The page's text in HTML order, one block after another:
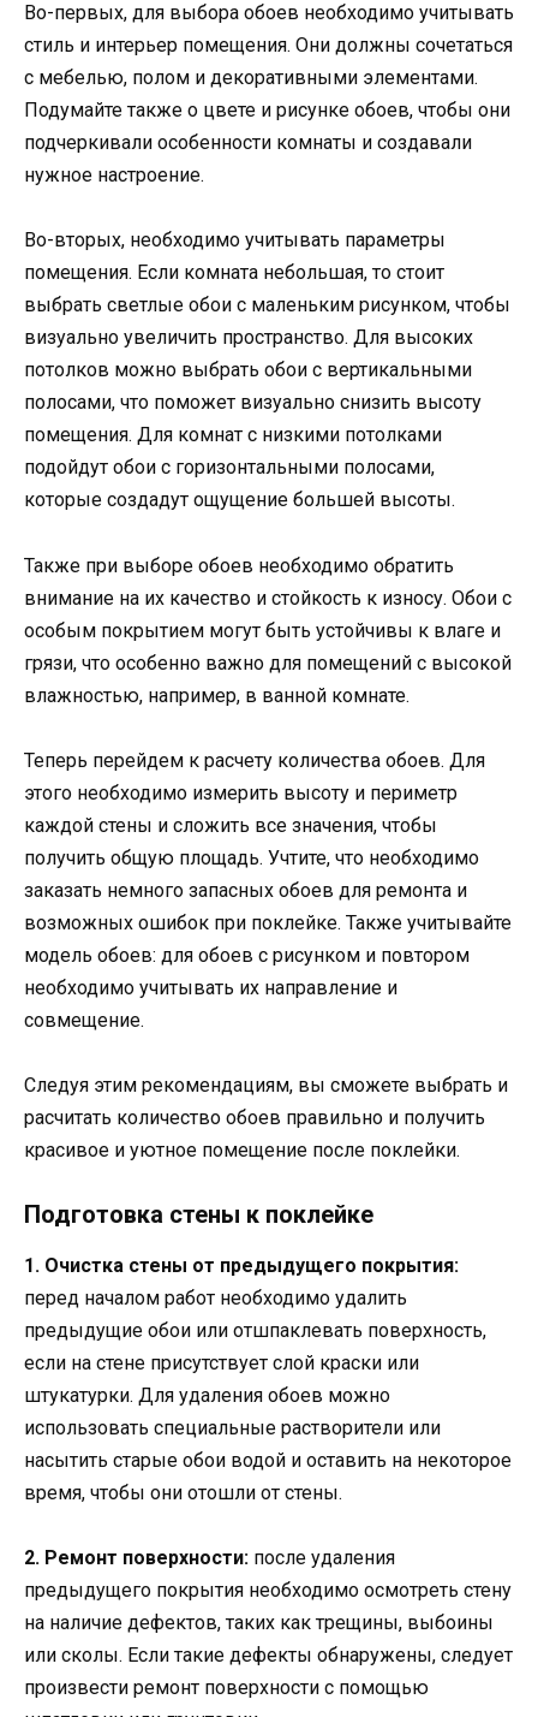
Во-первых, для выбора обоев необходимо учитывать
стиль и интерьер помещения. Они должны сочетаться
с мебелью, полом и декоративными элементами.
Подумайте также о цвете и рисунке обоев, чтобы они
подчеркивали особенности комнаты и создавали
нужное настроение.
Во-вторых, необходимо учитывать параметры
помещения. Если комната небольшая, то стоит
выбрать светлые обои с маленьким рисунком, чтобы
визуально увеличить пространство. Для высоких
потолков можно выбрать обои с вертикальными
полосами, что поможет визуально снизить высоту
помещения. Для комнат с низкими потолками
подойдут обои с горизонтальными полосами,
которые создадут ощущение большей высоты.
Также при выборе обоев необходимо обратить
внимание на их качество и стойкость к износу. Обои с
особым покрытием могут быть устойчивы к влаге и
грязи, что особенно важно для помещений с высокой
влажностью, например, в ванной комнате.
Теперь перейдем к расчету количества обоев. Для
этого необходимо измерить высоту и периметр
каждой стены и сложить все значения, чтобы
получить общую площадь. Учтите, что необходимо
заказать немного запасных обоев для ремонта и
возможных ошибок при поклейке. Также учитывайте
модель обоев: для обоев с рисунком и повтором
необходимо учитывать их направление и
совмещение.
Следуя этим рекомендациям, вы сможете выбрать и
расчитать количество обоев правильно и получить
красивое и уютное помещение после поклейки.
Подготовка стены к поклейке
1. Очистка стены от предыдущего покрытия:
перед началом работ необходимо удалить
предыдущие обои или отшпаклевать поверхность,
если на стене присутствует слой краски или
штукатурки. Для удаления обоев можно
использовать специальные растворители или
насытить старые обои водой и оставить на некоторое
время, чтобы они отошли от стены.
2. Ремонт поверхности: после удаления
предыдущего покрытия необходимо осмотреть стену
на наличие дефектов, таких как трещины, выбоины
или сколы. Если такие дефекты обнаружены, следует
произвести ремонт поверхности с помощью